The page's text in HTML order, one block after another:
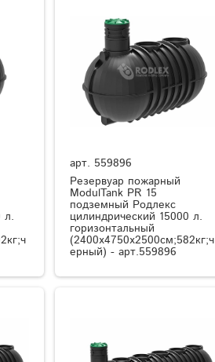
л.
арт. 559896
Резервуар пожарный
ModulTank PR 15
подземный Родлекс
цилиндрический 15000 л.
горизонтальный
(2400x4750x2500см;582кг;ч
ерный) - арт.559896